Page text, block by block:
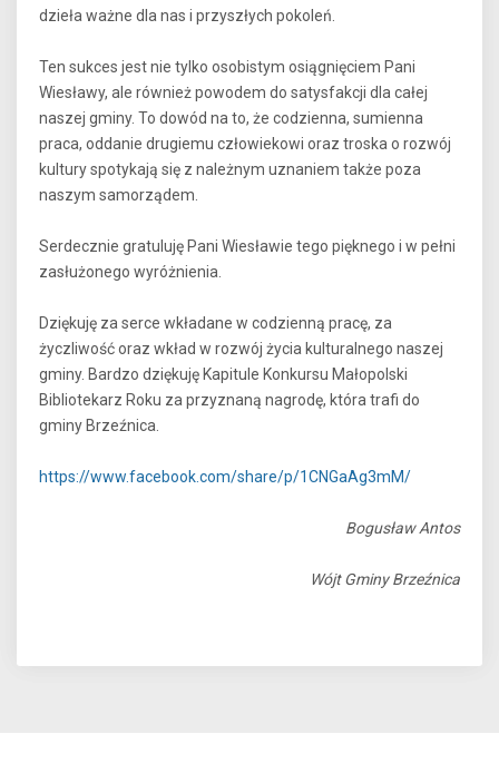
dzieła ważne dla nas i przyszłych pokoleń.
Ten sukces jest nie tylko osobistym osiągnięciem Pani
Wiesławy, ale również powodem do satysfakcji dla całej
naszej gminy. To dowód na to, że codzienna, sumienna
praca, oddanie drugiemu człowiekowi oraz troska o rozwój
kultury spotykają się z należnym uznaniem także poza
naszym samorządem.
Serdecznie gratuluję Pani Wiesławie tego pięknego i w pełni
zasłużonego wyróżnienia.
Dziękuję za serce wkładane w codzienną pracę, za
życzliwość oraz wkład w rozwój życia kulturalnego naszej
gminy. Bardzo dziękuję Kapitule Konkursu Małopolski
Bibliotekarz Roku za przyznaną nagrodę, która trafi do
gminy Brzeźnica.
https://www.facebook.com/share/p/1CNGaAg3mM/
Bogusław Antos
Wójt Gminy Brzeźnica